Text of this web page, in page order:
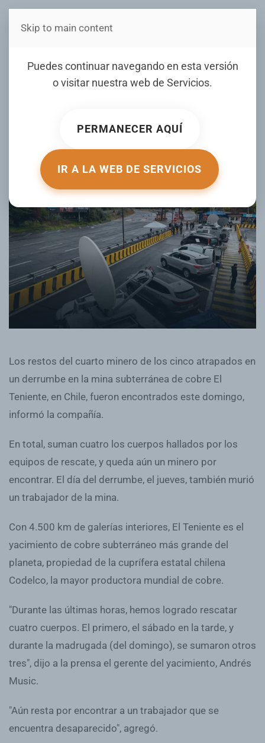
Estás en Telenord Medios
Puedes continuar navegando en esta versión
o visitar nuestra web de Servicios.
PERMANECER AQUÍ
IR A LA WEB DE SERVICIOS
Skip to main content
En Chile: Encuentran el
cuerpo del cuarto de cinco
ESCRITO POR LISTINDIARIO.COM EL 03 AGOSTO 2025
Los restos del cuarto minero de los cinco atrapados en
un derrumbe en la mina subterránea de cobre El
Teniente, en Chile, fueron encontrados este domingo,
informó la compañía.
En total, suman cuatro los cuerpos hallados por los
equipos de rescate, y queda aún un minero por
encontrar. El día del derrumbe, el jueves, también murió
un trabajador de la mina.
Con 4.500 km de galerías interiores, El Teniente es el
yacimiento de cobre subterráneo más grande del
planeta, propiedad de la cuprífera estatal chilena
Codelco, la mayor productora mundial de cobre.
"Durante las últimas horas, hemos logrado rescatar
cuatro cuerpos. El primero, el sábado en la tarde, y
durante la madrugada (del domingo), se sumaron otros
tres", dijo a la prensa el gerente del yacimiento, Andrés
Music.
"Aún resta por encontrar a un trabajador que se
encuentra desaparecido", agregó.